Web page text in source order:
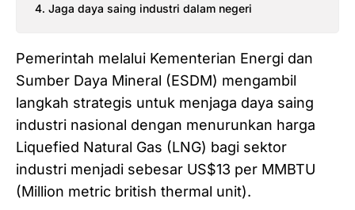
Jaga daya saing industri dalam negeri
Pemerintah melalui Kementerian Energi dan
Sumber Daya Mineral (ESDM) mengambil
langkah strategis untuk menjaga daya saing
industri nasional dengan menurunkan harga
Liquefied Natural Gas (LNG) bagi sektor
industri menjadi sebesar US$13 per MMBTU
(Million metric british thermal unit).